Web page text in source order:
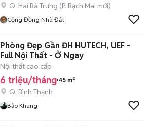
Q. Hai Bà Trưng (P. Bạch Mai mới)
Cộng Đồng Nhà Đất
Phòng Đẹp Gần ĐH HUTECH, UEF -
Full Nội Thất - Ở Ngay
Nội thất cao cấp
6 triệu/tháng 45 m²
Q. Bình Thạnh
Bảo Khang